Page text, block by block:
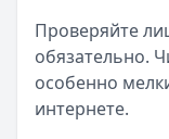
Проверяйте
обязательно.
особенно
интернете.